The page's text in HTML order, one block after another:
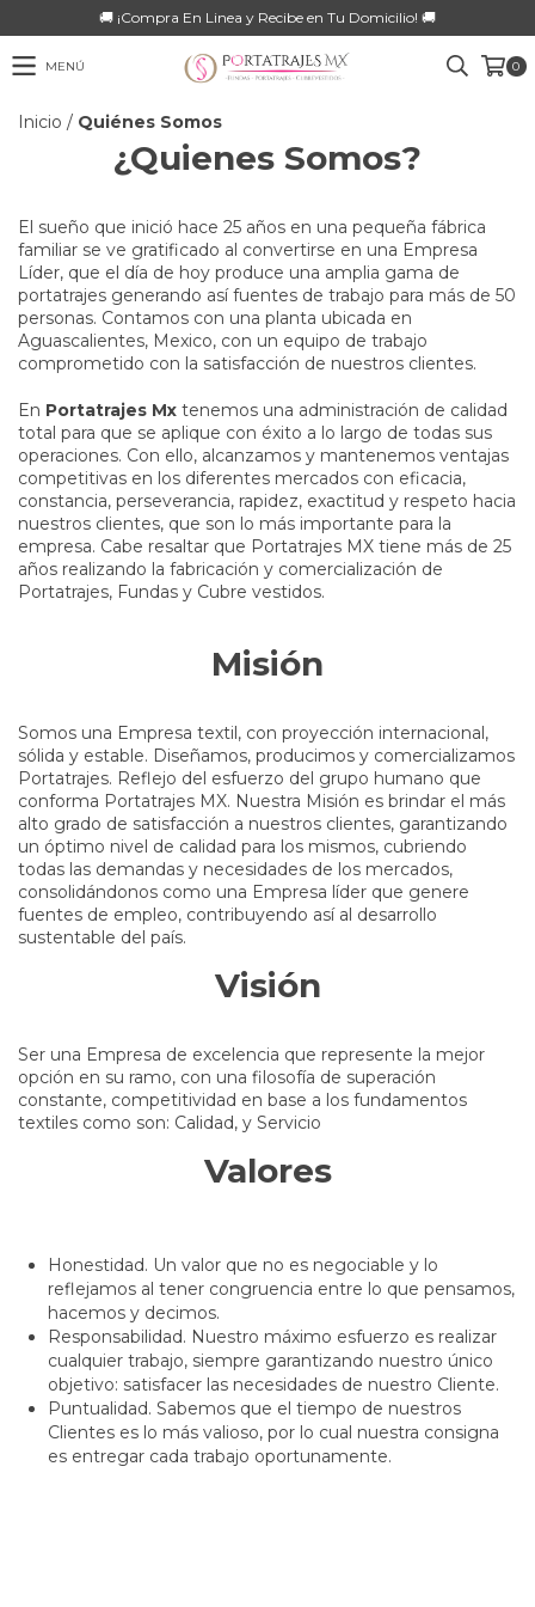
🚚 ¡Compra En Linea y Recibe en Tu Domicilio! 🚚
MENÚ 0
Inicio / Quiénes Somos
¿Quienes Somos?
El sueño que inició hace 25 años en una pequeña fábrica
familiar se ve gratificado al convertirse en una Empresa
Líder, que el día de hoy produce una amplia gama de
portatrajes generando así fuentes de trabajo para más de 50
personas. Contamos con una planta ubicada en
Aguascalientes, Mexico, con un equipo de trabajo
comprometido con la satisfacción de nuestros clientes.
En Portatrajes Mx tenemos una administración de calidad
total para que se aplique con éxito a lo largo de todas sus
operaciones. Con ello, alcanzamos y mantenemos ventajas
competitivas en los diferentes mercados con eficacia,
constancia, perseverancia, rapidez, exactitud y respeto hacia
nuestros clientes, que son lo más importante para la
empresa. Cabe resaltar que Portatrajes MX tiene más de 25
años realizando la fabricación y comercialización de
Portatrajes, Fundas y Cubre vestidos.
Misión
Somos una Empresa textil, con proyección internacional,
sólida y estable. Diseñamos, producimos y comercializamos
Portatrajes. Reflejo del esfuerzo del grupo humano que
conforma Portatrajes MX. Nuestra Misión es brindar el más
alto grado de satisfacción a nuestros clientes, garantizando
un óptimo nivel de calidad para los mismos, cubriendo
todas las demandas y necesidades de los mercados,
consolidándonos como una Empresa líder que genere
fuentes de empleo, contribuyendo así al desarrollo
sustentable del país.
Visión
Ser una Empresa de excelencia que represente la mejor
opción en su ramo, con una filosofía de superación
constante, competitividad en base a los fundamentos
textiles como son: Calidad, y Servicio
Valores
Honestidad. Un valor que no es negociable y lo
reflejamos al tener congruencia entre lo que pensamos,
hacemos y decimos.
Responsabilidad. Nuestro máximo esfuerzo es realizar
cualquier trabajo, siempre garantizando nuestro único
objetivo: satisfacer las necesidades de nuestro Cliente.
Puntualidad. Sabemos que el tiempo de nuestros
Clientes es lo más valioso, por lo cual nuestra consigna
es entregar cada trabajo oportunamente.